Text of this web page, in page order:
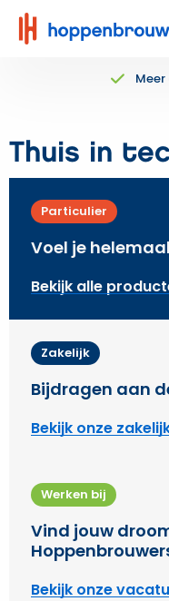
Hoppenbrouwers
|
Thuis in
Particulier
Voel je
Bekijk alle
Zakelijk
Bijdragen aan
Bekijk onze
Werken bij
Vind jouw
Bekijk onze